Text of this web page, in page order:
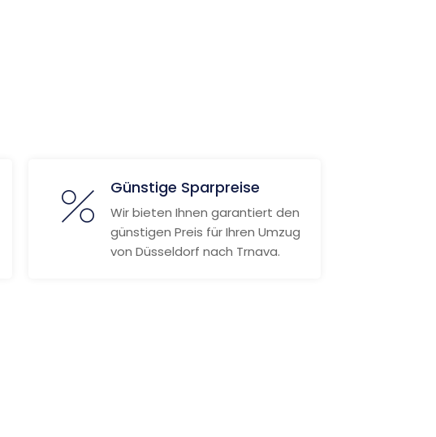
Günstige Sparpreise
Wir bieten Ihnen garantiert den
günstigen Preis für Ihren Umzug
von Düsseldorf nach Trnava.